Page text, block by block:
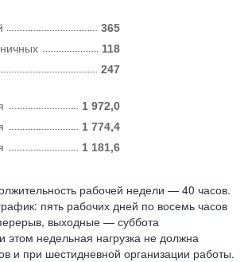
365
247
118
1 972,0
1 774,4
1 181,6
рабочей недели — 40 часов.
пять рабочих дней по восемь часов
выходные — суббота
этом недельная нагрузка не должна
и при шестидневной организации работы.